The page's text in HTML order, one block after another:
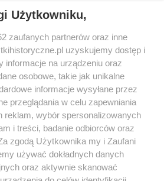
Użytkowniku,
zaufanych partnerów oraz inne
uzyskujemy dostęp i
informacje na urządzeniu oraz
osobowe, takie jak unikalne
informacje wysyłane przez
przeglądania w celu zapewniania
reklam, wybór spersonalizowanych
i treści, badanie odbiorców oraz
zgodą Użytkownika my i Zaufani
używać dokładnych danych
oraz aktywnie skanować